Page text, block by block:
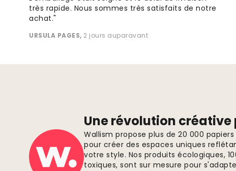
très rapide. Nous sommes très satisfaits de notre
achat."
URSULA PAGES, 2 jours auparavant
Une révolution créative
Wallism propose plus de 20 000
pour créer des espaces uniques
votre style. Nos produits écologiques,
toxiques, sont sur mesure pour